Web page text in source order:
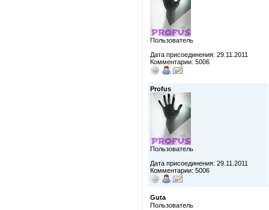
Пользователь
Дата присоединения: 29.11.2011
Комментарии: 5006
Profus
Пользователь
Дата присоединения: 29.11.2011
Комментарии: 5006
Guta
Пользователь